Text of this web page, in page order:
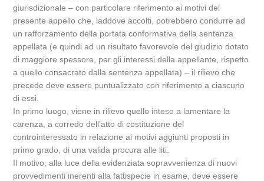
giurisdizionale – con particolare riferimento ai motivi del
presente appello che, laddove accolti, potrebbero condurre ad
un rafforzamento della portata conformativa della sentenza
appellata (e quindi ad un risultato favorevole del giudizio dotato
di maggiore spessore, per gli interessi della appellante, rispetto
a quello consacrato dalla sentenza appellata) – il rilievo che
precede deve essere puntualizzato con riferimento a ciascuno
di essi.
In primo luogo, viene in rilievo quello inteso a lamentare la
carenza, a corredo dell’atto di costituzione del
controinteressato in relazione ai motivi aggiunti proposti in
primo grado, di una valida procura alle liti.
Il motivo, alla luce della evidenziata sopravvenienza di nuovi
provvedimenti inerenti alla fattispecie in esame, deve essere